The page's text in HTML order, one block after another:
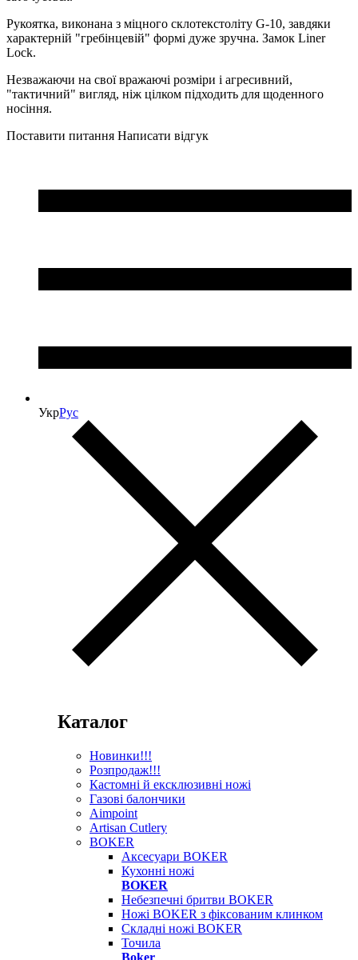
Рукоятка, виконана з міцного склотекстоліту G-10, завдяки
характерній "гребінцевій" формі дуже зручна. Замок Liner
Lock.
Незважаючи на свої вражаючі розміри і агресивний,
"тактичний" вигляд, ніж цілком підходить для щоденного
носіння.
Поставити питання Написати відгук
УкрРус
Каталог
Новинки!!!
Розпродаж!!!
Кастомні й ексклюзивні ножі
Газові балончики
Aimpoint
Artisan Cutlery
BOKER
Аксесуари BOKER
Кухонні ножі
BOKER
Небезпечні бритви BOKER
Ножі BOKER з фіксованим клинком
Складні ножі BOKER
Точила
Boker